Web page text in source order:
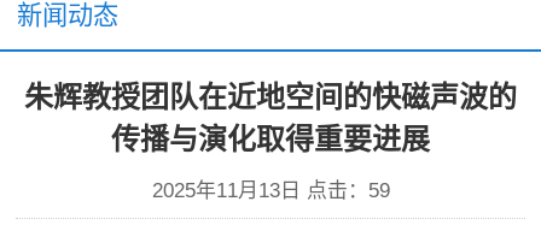
新闻动态
朱辉教授团队在近地空间的快磁声波的
传播与演化取得重要进展
2025年11月13日 点击： 59